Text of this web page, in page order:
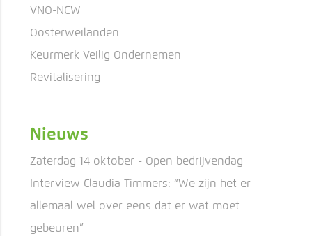
VNO-NCW
Oosterweilanden
Keurmerk Veilig Ondernemen
Revitalisering
Nieuws
Zaterdag 14 oktober - Open bedrijvendag
Interview Claudia Timmers: “We zijn het er
allemaal wel over eens dat er wat moet
gebeuren”